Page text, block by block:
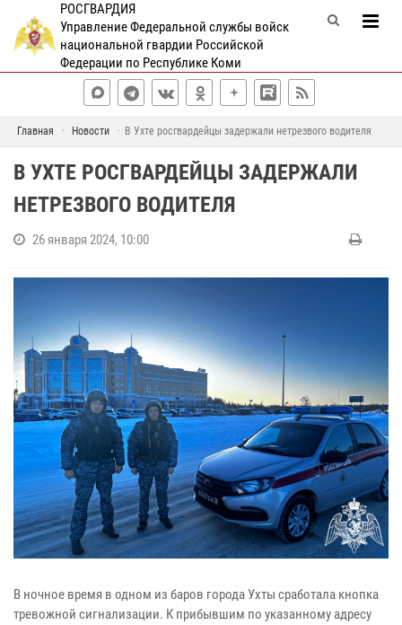
РОСГВАРДИЯ
Управление Федеральной службы войск
национальной гвардии Российской
Федерации по Республике Коми
Главная Новости В Ухте росгвардейцы задержали нетрезвого водителя
В УХТЕ РОСГВАРДЕЙЦЫ ЗАДЕРЖАЛИ
НЕТРЕЗВОГО ВОДИТЕЛЯ
26 января 2024, 10:00
В ночное время в одном из баров города Ухты сработала кнопка
тревожной сигнализации. К прибывшим по указанному адресу